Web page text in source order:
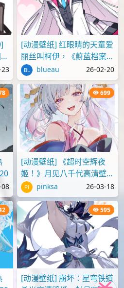
日本画
投稿，转载请注明来源：
意见，仅供参考，如有违规或侵权
。
Lv.4
评论 0 节操 7862
1,119